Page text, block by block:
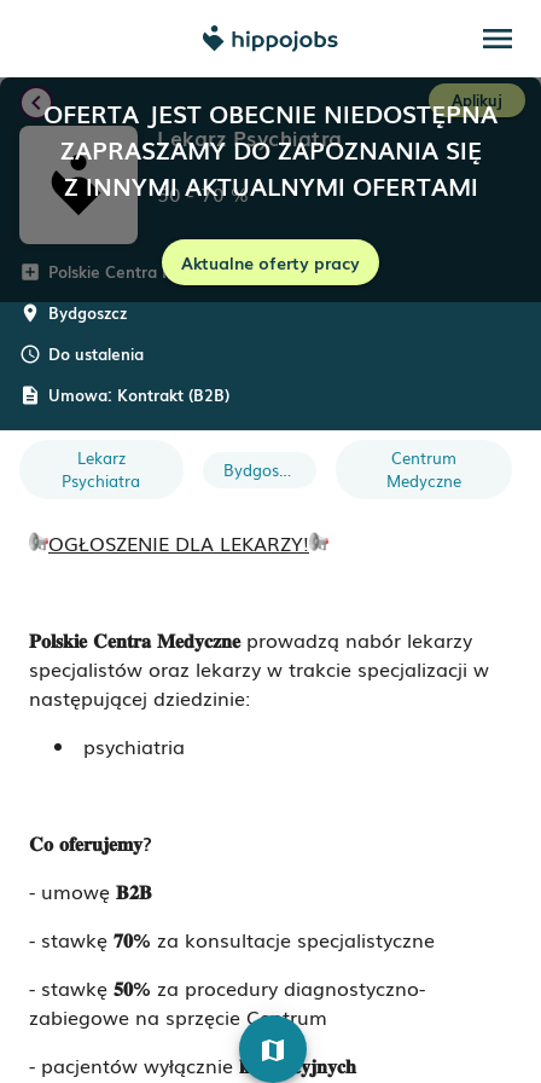
menu
OFERTA JEST OBECNIE NIEDOSTĘPNA
ZAPRASZAMY DO ZAPOZNANIA SIĘ
Z INNYMI AKTUALNYMI OFERTAMI
Aktualne oferty pracy
chevron_left Aplikuj
Lekarz Psychiatra
50-70%
add_box Polskie Centra Medyczne
room Bydgoszcz
schedule Do ustalenia
description Umowa: Kontrakt (B2B)
Lekarz
Psychiatra
Bydgoszcz
Centrum
Medyczne
OGŁOSZENIE DLA LEKARZY!
𝐏𝐨𝐥𝐬𝐤𝐢𝐞 𝐂𝐞𝐧𝐭𝐫𝐚 𝐌𝐞𝐝𝐲𝐜𝐳𝐧𝐞prowadzą nabór lekarzy
specjalistów oraz lekarzy w trakcie specjalizacji w
następującej dziedzinie:
psychiatria
𝐂𝐨 𝐨𝐟𝐞𝐫𝐮𝐣𝐞𝐦𝐲?
- umowę 𝐁𝟐𝐁
- stawkę 𝟕𝟎% za konsultacje specjalistyczne
- stawkę 𝟓𝟎% za procedury diagnostyczno-
zabiegowe na sprzęcie Centrum
- pacjentów wyłącznie𝐤𝐨𝐦𝐞𝐫𝐜𝐲𝐣𝐧𝐲𝐜𝐡
map